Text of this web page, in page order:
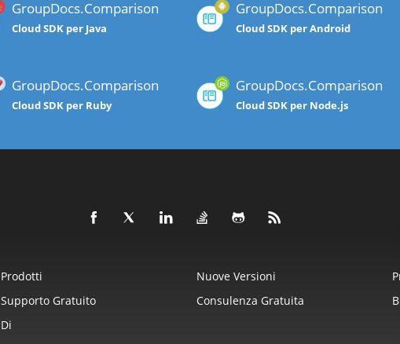
GroupDocs.Comparison
Cloud SDK per Java
GroupDocs.Comparison
Cloud SDK per Android
GroupDocs.Comparison
Cloud SDK per Ruby
GroupDocs.Comparison
Cloud SDK per Node.js
Prodotti Nuove Versioni
Supporto Gratuito Consulenza Gratuita
Di